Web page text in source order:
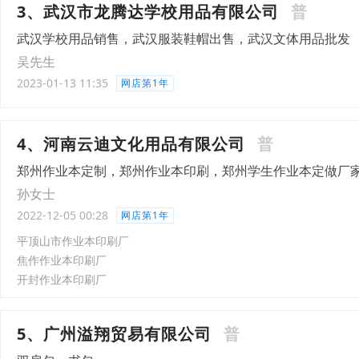
3、武汉市龙腾达学校用品有限公司 普
武汉学校用品销售，武汉服装鞋帽出售，武汉文体用品批发
吴先生
2023-01-13 11:35 网店第1年
4、河南云迪文化用品有限公司 普
郑州作业本定制，郑州作业本印刷，郑州学生作业本定做厂
孙女士
2022-12-05 00:28 网店第1年
平顶山市作业本印刷厂
焦作作业本印刷厂
开封作业本印刷厂
5、广州溢翔贸易有限公司 普